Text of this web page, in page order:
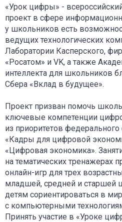
«Урок цифры» -
проект в сфере
у школьников есть
ведущих технологических
Лаборатории Касперского,
«Росатом» и VK, а также
интеллекта для школьников
Сбера «Вклад в будущее».
Проект призван помочь
ключевые компетенции
из приоритетов
«Кадры для цифровой
«Цифровая экономика».
на тематических тренажерах
онлайн-игр для трех
младшей, средней и старшей
детям сориентироваться в
с компьютерными
Принять участие в «Уроке